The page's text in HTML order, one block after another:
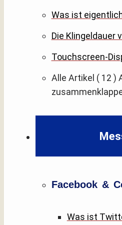
Was ist
Die Klingeldauer
Touchscreen-
Alle Artikel ( 12 )
Facebook &
Was ist